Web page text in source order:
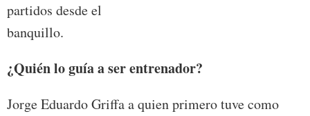
partidos desde el
banquillo.
¿Quién lo guía a ser entrenador?
Jorge Eduardo Griffa a quien primero tuve como